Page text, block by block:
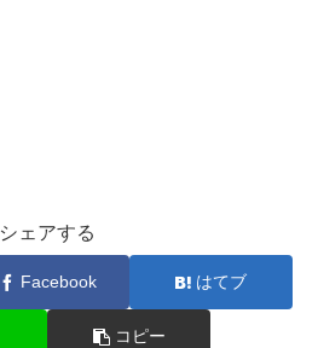
シェアする
Facebook はてブ
コピー